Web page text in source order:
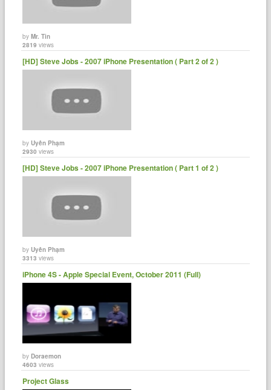
byMr. Tin
2819 views
[HD] Steve Jobs - 2007 iPhone Presentation ( Part 2 of 2 )
byUyên Phạm
2930 views
[HD] Steve Jobs - 2007 iPhone Presentation ( Part 1 of 2 )
byUyên Phạm
3313 views
iPhone 4S - Apple Special Event, October 2011 (Full)
byDoraemon
4603 views
Project Glass